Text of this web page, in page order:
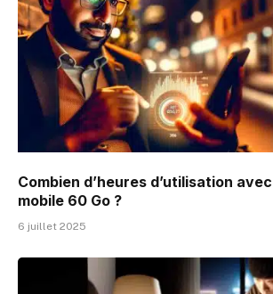
Combien d’heures d’utilisation
mobile 60 Go ?
6 juillet 2025